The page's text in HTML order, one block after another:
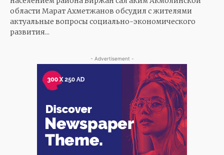
области Марат Ахметжанов обсудил с жителями
актуальные вопросы социально-экономического
развития...
- Advertisement -